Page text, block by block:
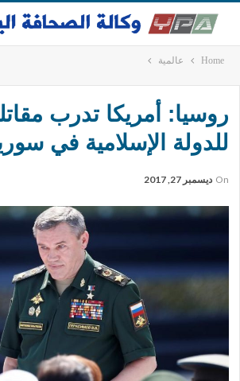
Home عالمية
روسيا: أمريكا تدرب
للدولة الإسلامية في
On ديسمبر 27, 2017